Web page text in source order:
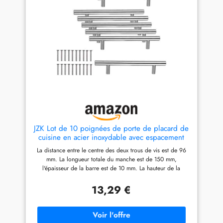
poignées + 4 * vis.
JZK Lot de 10 poignées de porte de placard de
cuisine en acier inoxydable avec espacement
des trous de 96 mm en acier brossé pour porte
de placard de cuisine
La distance entre le centre des deux trous de vis est de 96
mm. La longueur totale du manche est de 150 mm,
l'épaisseur de la barre est de 10 mm. La hauteur de la
guidon de porte de garde-robe est en acier inoxydable avec
finition brossée. Ils sont très élégants et modernes. Ces
coûteux de revamping/ mettre à jour vos meubles, et
13,29 €